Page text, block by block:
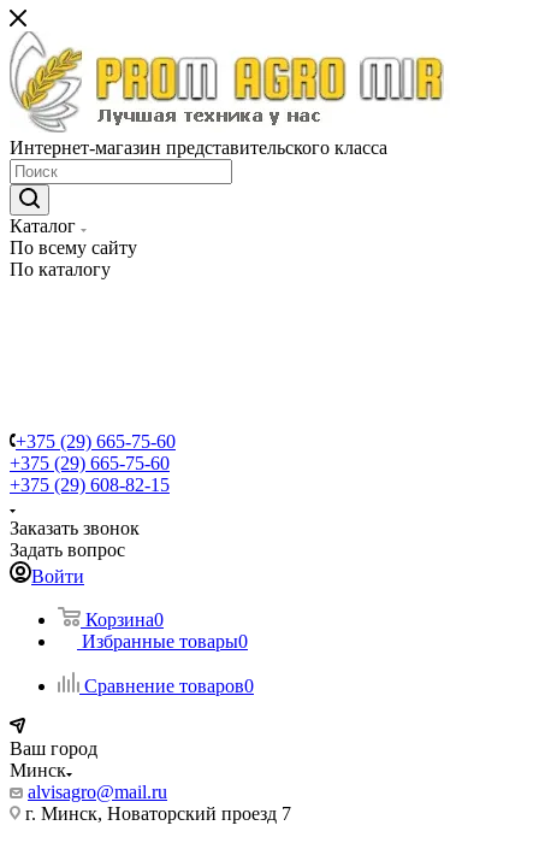
Интернет-магазин представительского класса
Каталог
По всему сайту
По каталогу
+375 (29) 665-75-60
+375 (29) 665-75-60
+375 (29) 608-82-15
Заказать звонок
Задать вопрос
Войти
Корзина0
Избранные товары0
Сравнение товаров0
Ваш город
Минск
alvisagro@mail.ru
г. Минск, Новаторский проезд 7